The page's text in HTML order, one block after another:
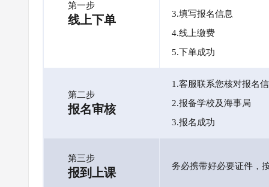
第一步
线上下单
3.填写报名信息
4.线上缴费
5.下单成功
第二步
报名审核
1.客服联系您核对报名
2.报备学校及海事局
3.报名成功
第三步
报到上课 务必携带好必要证件，